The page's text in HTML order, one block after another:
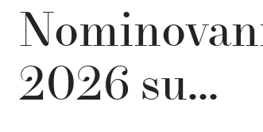
2026 su…